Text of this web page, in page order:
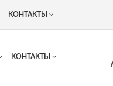
+7 (917) 537 17 16
КОНТАКТЫ
КОНТАКТЫ